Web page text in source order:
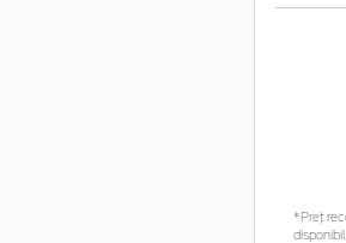
*Preţ
disponibil.